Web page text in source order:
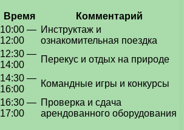
Время
Комментарий
10:00 —
12:00
Инструктаж и
ознакомительная поездка
12:30 —
14:00
Перекус и отдых на природе
14:30 —
16:00
Командные игры и конкурсы
16:30 —
17:00
Проверка и сдача
арендованного оборудования